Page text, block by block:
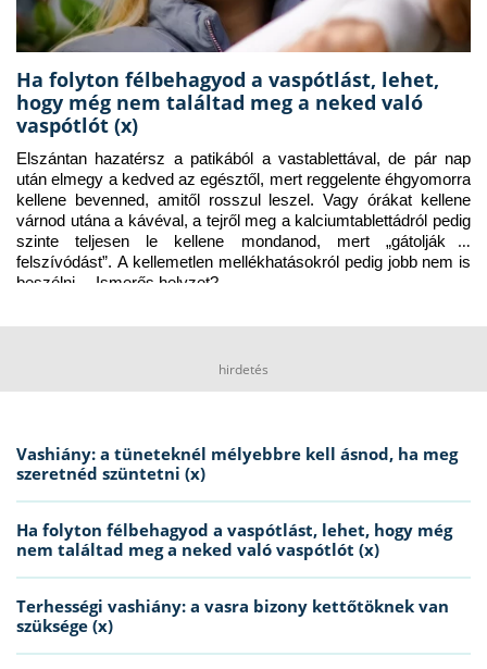
Ha folyton félbehagyod a vaspótlást, lehet,
hogy még nem találtad meg a neked való
vaspótlót (x)
Elszántan hazatérsz a patikából a vastablettával, de pár nap
után elmegy a kedved az egésztől, mert reggelente éhgyomorra
kellene bevenned, amitől rosszul leszel. Vagy órákat kellene
várnod utána a kávéval, a tejről meg a kalciumtablettádról pedig
szinte teljesen le kellene mondanod, mert „gátolják a
felszívódást”. A kellemetlen mellékhatásokról pedig jobb nem is
beszélni… Ismerős helyzet?
hirdetés
Vashiány: a tüneteknél mélyebbre kell ásnod, ha meg
szeretnéd szüntetni (x)
Ha folyton félbehagyod a vaspótlást, lehet, hogy még
nem találtad meg a neked való vaspótlót (x)
Terhességi vashiány: a vasra bizony kettőtöknek van
szüksége (x)